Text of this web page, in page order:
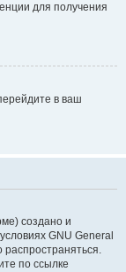
для получения
в ваш
создано и
GNU General
распространяться.
по ссылке